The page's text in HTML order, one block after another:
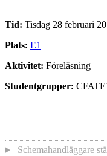
Tid: Tisdag 28 februari
Plats: E1
Aktivitet: Föreläsning
Studentgrupper:
Schemahandläggare